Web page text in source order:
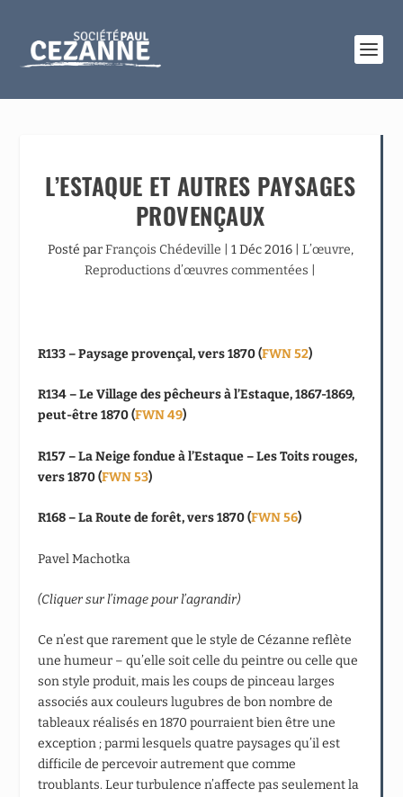
L’ESTAQUE ET AUTRES PAYSAGES
PROVENÇAUX
Posté parFrançois Chédeville 1 Déc 2016| L’œuvre,
Reproductions d’œuvres commentées
R133 – Paysage provençal, vers 1870 (FWN 52)
R134 – Le Village des pêcheurs à l’Estaque, 1867-1869,
peut-être 1870 (FWN 49)
R157 – La Neige fondue à l’Estaque – Les Toits rouges,
vers 1870 (FWN 53)
R168 – La Route de forêt, vers 1870 (FWN 56)
Pavel Machotka
(Cliquer sur l’image pour l’agrandir)
Ce n’est que rarement que le style de Cézanne reflète
une humeur – qu’elle soit celle du peintre ou celle que
son style produit, mais les coups de pinceau larges
associés aux couleurs lugubres de bon nombre de
tableaux réalisés en 1870 pourraient bien être une
exception ; parmi lesquels quatre paysages qu’il est
difficile de percevoir autrement que comme
troublants. Leur turbulence n’affecte pas seulement la